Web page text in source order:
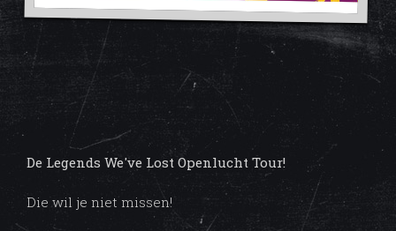
De Legends We've Lost Openlucht Tour!
Die wil je niet missen!